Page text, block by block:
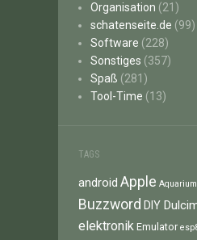
Organisation (21)
schatenseite.de (99)
Software (228)
Sonstiges (357)
Spaß (281)
Tool-Time (13)
TAGS
android Apple Aquarium
Buzzword DIY
elektronik Emulator